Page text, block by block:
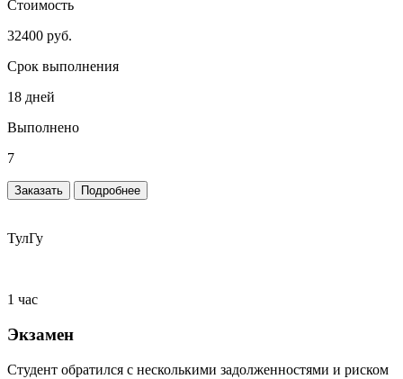
Стоимость
32400 руб.
Срок выполнения
18 дней
Выполнено
7
Заказать Подробнее
ТулГу
1 час
Экзамен
Студент обратился с несколькими задолженностями и риском